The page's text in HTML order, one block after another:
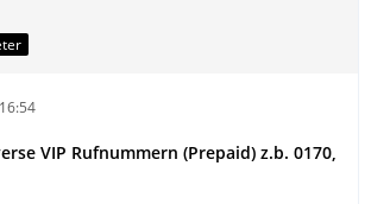
VIP Rufnummern (Prepaid) z.b. 0170,